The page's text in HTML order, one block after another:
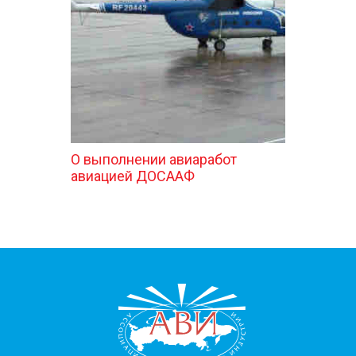
КОНТАКТЫ
О выполнении авиаработ
авиацией ДОСААФ